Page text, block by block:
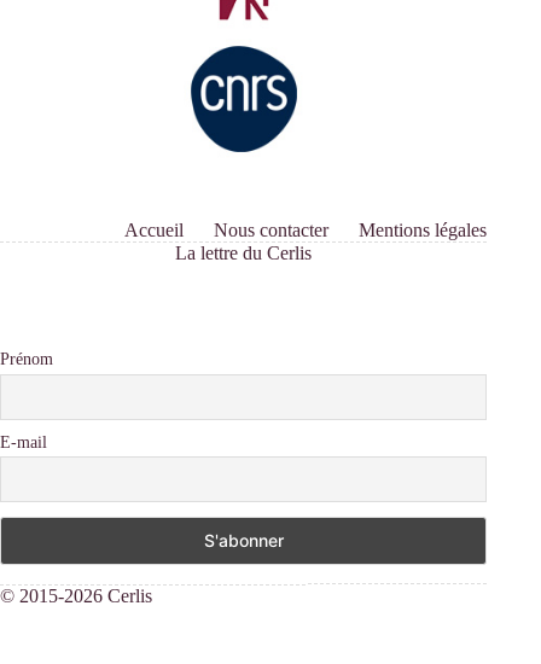
Accueil Nous contacter
Mentions légales
La lettre du Cerlis
Prénom
E-mail
© 2015-2026 Cerlis